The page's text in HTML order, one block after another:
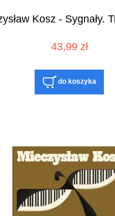
Kosz - Sygnały.
43,99 zł
do koszyka